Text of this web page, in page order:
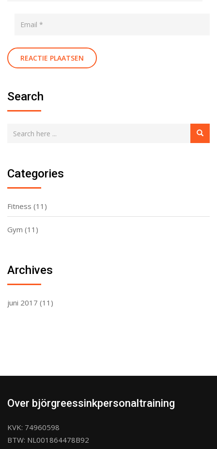
Search
Categories
Fitness (11)
Gym (11)
Archives
juni 2017 (11)
Over björgreessinkpersonaltraining
KVK: 74960598
BTW: NL001864478B92